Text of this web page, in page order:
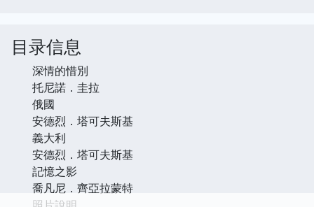
目录信息
深情的惜別
托尼諾．圭拉
俄國
安德烈．塔可夫斯基
義大利
安德烈．塔可夫斯基
記憶之影
喬凡尼．齊亞拉蒙特